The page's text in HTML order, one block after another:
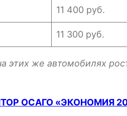
11 400 руб.
11 300 руб.
же автомобилях
ОСАГО «ЭКОНОМИЯ